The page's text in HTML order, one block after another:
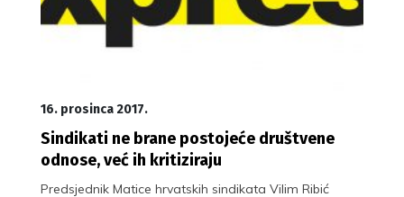
16. prosinca 2017.
Sindikati ne brane postojeće društvene
odnose, već ih kritiziraju
Predsjednik Matice hrvatskih sindikata Vilim Ribić